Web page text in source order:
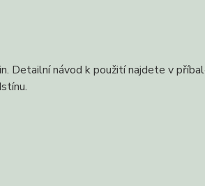
Detailní návod k použití najdete v